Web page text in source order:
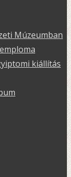
Múzeumban
kiállítás